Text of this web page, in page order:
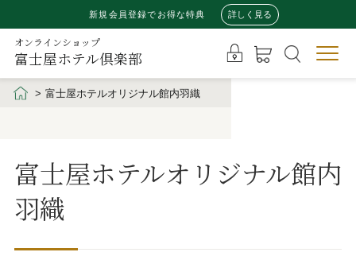
新規会員登録でお得な特典 詳しく見る
オンラインショップ
富士屋ホテル倶楽部
富士屋ホテルオリジナル館内羽織
富士屋ホテルオリジナル館内
羽織